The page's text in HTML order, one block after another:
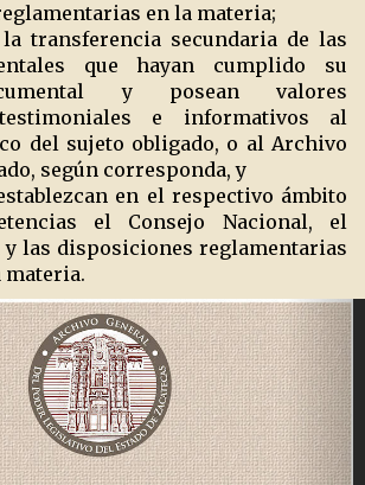
en la materia;
transferencia secundaria de las
que hayan cumplido su
y posean valores
e informativos al
del sujeto obligado, o al Archivo
según corresponda, y
en el respectivo ámbito
el Consejo Nacional, el
y las disposiciones reglamentarias
materia.